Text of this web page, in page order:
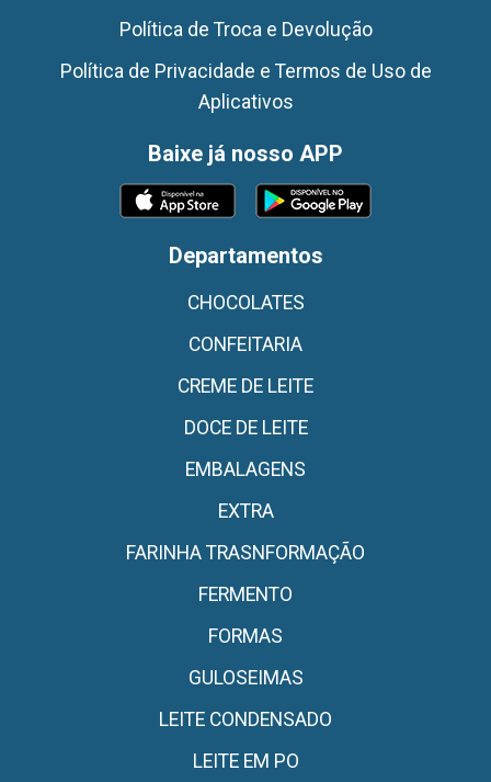
Política de Troca e Devolução
Política de Privacidade e Termos de Uso de
Aplicativos
Baixe já nosso APP
Departamentos
CHOCOLATES
CONFEITARIA
CREME DE LEITE
DOCE DE LEITE
EMBALAGENS
EXTRA
FARINHA TRASNFORMAÇÃO
FERMENTO
FORMAS
GULOSEIMAS
LEITE CONDENSADO
LEITE EM PO